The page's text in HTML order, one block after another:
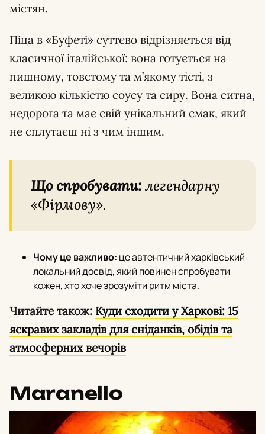
містян.
Піца в «Буфеті» суттєво відрізняється від
класичної італійської: вона готується на
пишному, товстому та м’якому тісті, з
великою кількістю соусу та сиру. Вона ситна,
недорога та має свій унікальний смак, який
не сплутаєш ні з чим іншим.
Що спробувати:легендарну
«Фірмову».
Чому це важливо: це автентичний харківський
локальний досвід, який повинен спробувати
кожен, хто хоче зрозуміти ритм міста.
Читайте також: Куди сходити у Харкові: 15
яскравих закладів для сніданків, обідів та
атмосферних вечорів
Maranello